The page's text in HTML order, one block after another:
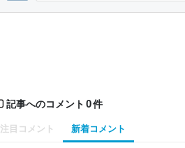
記事へのコメント 0件
注目コメント 新着コメント